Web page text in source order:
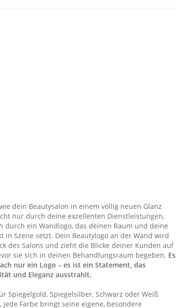
dein Beautysalon in einem völlig neuen Glanz
nur durch deine exzellenten Dienstleistungen,
durch ein Wandlogo, das deinen Raum und deine
in Szene setzt. Dein Beautylogo an der Wand wird
des Salons und zieht die Blicke deiner Kunden auf
sie sich in deinen Behandlungsraum begeben. Es
nur ein Logo – es ist ein Statement, das
und Eleganz ausstrahlt.
Spiegelgold, Spiegelsilber, Schwarz oder Weiß
jede Farbe bringt seine eigene, besondere